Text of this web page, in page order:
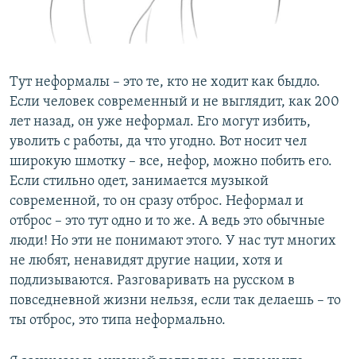
Тут неформалы – это те, кто не ходит как быдло.
Если человек современный и не выглядит, как 200
лет назад, он уже неформал. Его могут избить,
уволить с работы, да что угодно. Вот носит чел
широкую шмотку – все, нефор, можно побить его.
Если стильно одет, занимается музыкой
современной, то он сразу отброс. Неформал и
отброс – это тут одно и то же. А ведь это обычные
люди! Но эти не понимают этого. У нас тут многих
не любят, ненавидят другие нации, хотя и
подлизываются. Разговаривать на русском в
повседневной жизни нельзя, если так делаешь – то
ты отброс, это типа неформально.